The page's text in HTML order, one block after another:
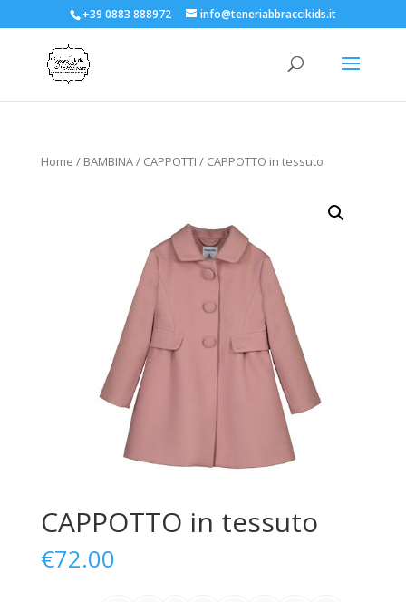
+39 0883 888972 info@teneriabbraccikids.it
Home / BAMBINA/ CAPPOTTI / CAPPOTTO in tessuto
CAPPOTTO in tessuto
€72.00